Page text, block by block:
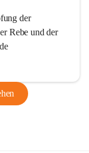
der
Rebe und der